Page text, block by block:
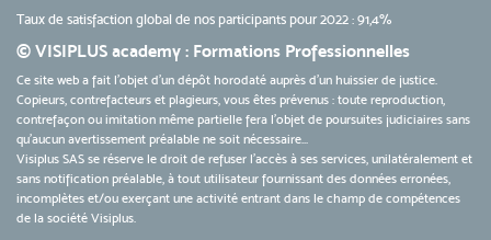
Taux de satisfaction global de nos participants pour 2022 : 91,4%
© VISIPLUS academy : Formations Professionnelles
Ce site web a fait l'objet d'un dépôt horodaté auprès d'un huissier de justice.
Copieurs, contrefacteurs et plagieurs, vous êtes prévenus : toute reproduction,
contrefaçon ou imitation même partielle fera l'objet de poursuites judiciaires sans
qu’aucun avertissement préalable ne soit nécessaire...
Visiplus SAS se réserve le droit de refuser l'accès à ses services, unilatéralement et
sans notification préalable, à tout utilisateur fournissant des données erronées,
incomplètes et/ou exerçant une activité entrant dans le champ de compétences
de la société Visiplus.